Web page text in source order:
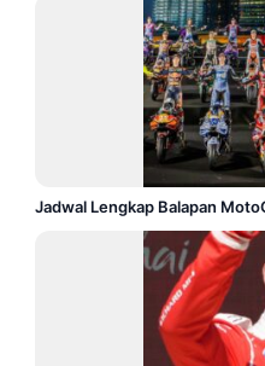
Jadwal Lengkap Balapan